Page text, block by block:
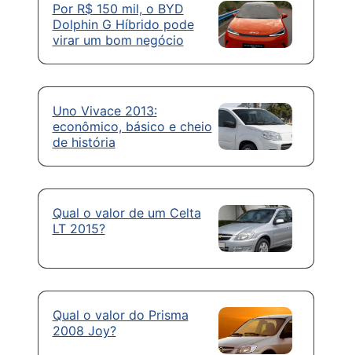
Por R$ 150 mil, o BYD
Dolphin G Híbrido pode
virar um bom negócio
Uno Vivace 2013:
econômico, básico e cheio
de história
Qual o valor de um Celta
LT 2015?
Qual o valor do Prisma
2008 Joy?